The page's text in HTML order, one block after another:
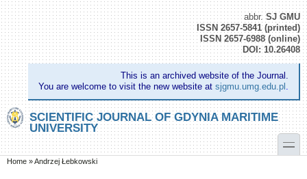
Skip to main content
Skip to search
abbr.SJ GMU
ISSN 2657-5841 (printed)
ISSN 2657-6988 (online)
DOI: 10.26408
This is an archived website of the Journal.
You are welcome to visit the new website at sjgmu.umg.edu.pl
SCIENTIFIC JOURNAL OF GDYNIA MARITIME
UNIVERSITY
toggle
You are here
Home »Andrzej Łebkowski